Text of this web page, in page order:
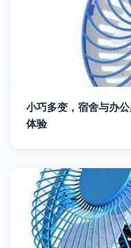
小巧多变，宿舍与办
体验